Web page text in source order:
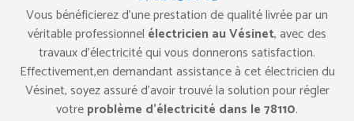
Vous bénéficierez d’une prestation de qualité livrée par un
véritable professionnel électricien au Vésinet, avec des
travaux d’électricité qui vous donnerons satisfaction.
Effectivement,en demandant assistance à cet électricien du
Vésinet, soyez assuré d’avoir trouvé la solution pour régler
votreproblème d’électricité dans le 78110.